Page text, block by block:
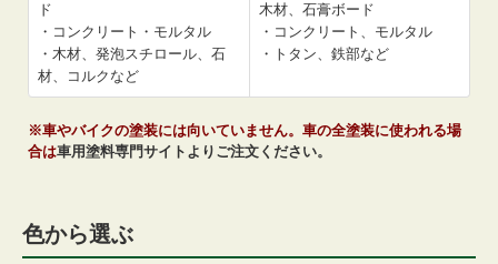
ド
・コンクリート・モルタル
・木材、発泡スチロール、石
材、コルクなど
木材、石膏ボード
・コンクリート、モルタル
・トタン、鉄部など
※車やバイクの塗装には向いていません。車の全塗装に使われる場
合は車用塗料専門サイトよりご注文ください。
色から選ぶ